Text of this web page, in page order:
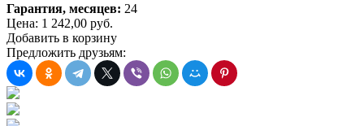
Гарантия, месяцев: 24
Цена: 1 242,00 руб.
Добавить в корзину
Предложить друзьям: